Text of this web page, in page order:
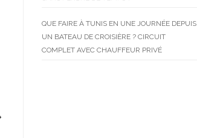
QUE FAIRE À TUNIS EN UNE JOURNÉE DEPUIS
UN BATEAU DE CROISIÈRE ? CIRCUIT
COMPLET AVEC CHAUFFEUR PRIVÉ